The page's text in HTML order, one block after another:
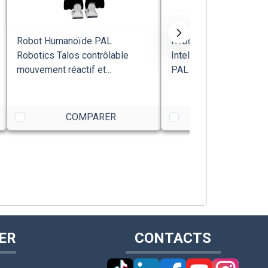
Robot Humanoïde PAL
Robotics Talos contrôlable
mouvement réactif et...
COMPARER
Robot Humanoïde
Intelligence Artificielle
PAL Robotics
CONTACTS